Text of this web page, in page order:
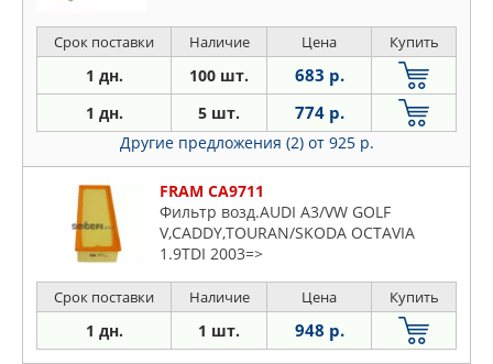
Срок поставки Наличие Цена Купить
1 дн. 100 шт. 683 р.
1 дн. 5 шт. 774 р.
Другие предложения (2) от 925 р.
FRAM CA9711
Фильтр возд.AUDI A3/VW GOLF
V,CADDY,TOURAN/SKODA OCTAVIA
1.9TDI 2003=>
Срок поставки Наличие Цена Купить
1 дн. 1 шт. 948 р.